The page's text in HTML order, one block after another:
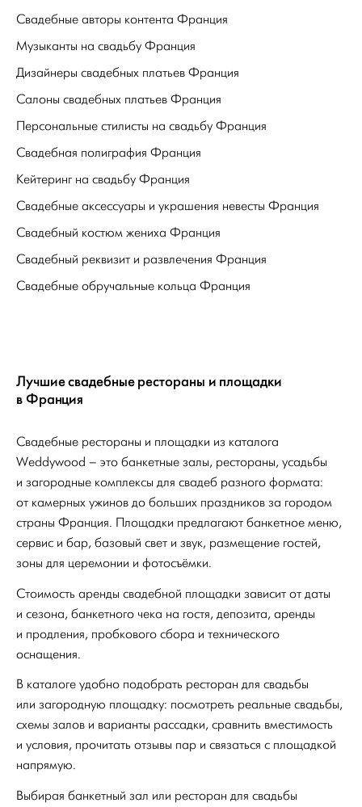
Свадебные авторы контента Франция
Музыканты на свадьбу Франция
Дизайнеры свадебных платьев Франция
Салоны свадебных платьев Франция
Персональные стилисты на свадьбу Франция
Свадебная полиграфия Франция
Кейтеринг на свадьбу Франция
Свадебные аксессуары и украшения невесты Франция
Свадебный костюм жениха Франция
Свадебный реквизит и развлечения Франция
Свадебные обручальные кольца Франция
Лучшие свадебные рестораны и площадки
в Франция
Свадебные рестораны и площадки из каталога
Weddywood – это банкетные залы, рестораны, усадьбы
и загородные комплексы для свадеб разного формата:
от камерных ужинов до больших праздников за городом
страны Франция. Площадки предлагают банкетное меню,
сервис и бар, базовый свет и звук, размещение гостей,
зоны для церемонии и фотосъёмки.
Стоимость аренды свадебной площадки зависит от даты
и сезона, банкетного чека на гостя, депозита, аренды
и продления, пробкового сбора и технического
оснащения.
В каталоге удобно подобрать ресторан для свадьбы
или загородную площадку: посмотреть реальные свадьбы,
схемы залов и варианты рассадки, сравнить вместимость
и условия, прочитать отзывы пар и связаться с площадкой
напрямую.
Выбирая банкетный зал или ресторан для свадьбы